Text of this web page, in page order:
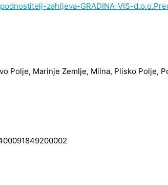
zahtjeva-GRADINA-VIS-d.o.o.
Polje, Marinje Zemlje, Milna, Plisko Polje,